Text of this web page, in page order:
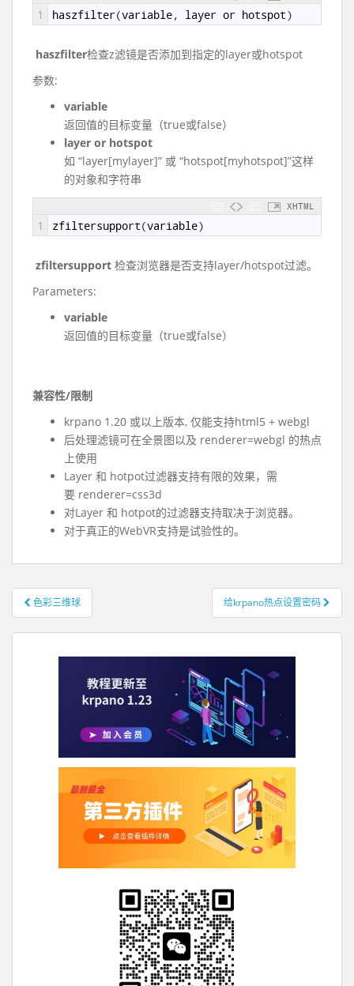
1 haszfilter(variable, layer or hotspot)
haszfilter检查z滤镜是否添加到指定的layer或hotspot
参数:
variable
返回值的目标变量（true或false）
layer or hotspot
如 “layer[mylayer]” 或 “hotspot[myhotspot]”这样
的对象和字符串
XHTML
1 zfiltersupport(variable)
zfiltersupport 检查浏览器是否支持layer/hotspot过滤。
Parameters:
variable
返回值的目标变量（true或false）
兼容性/限制
krpano 1.20 或以上版本, 仅能支持html5 + webgl
后处理滤镜可在全景图以及 renderer=webgl 的热点
上使用
Layer 和 hotpot过滤器支持有限的效果，需
要 renderer=css3d
对Layer 和 hotpot的过滤器支持取决于浏览器。
对于真正的WebVR支持是试验性的。
文章导航
色彩三维球 给krpano热点设置密码